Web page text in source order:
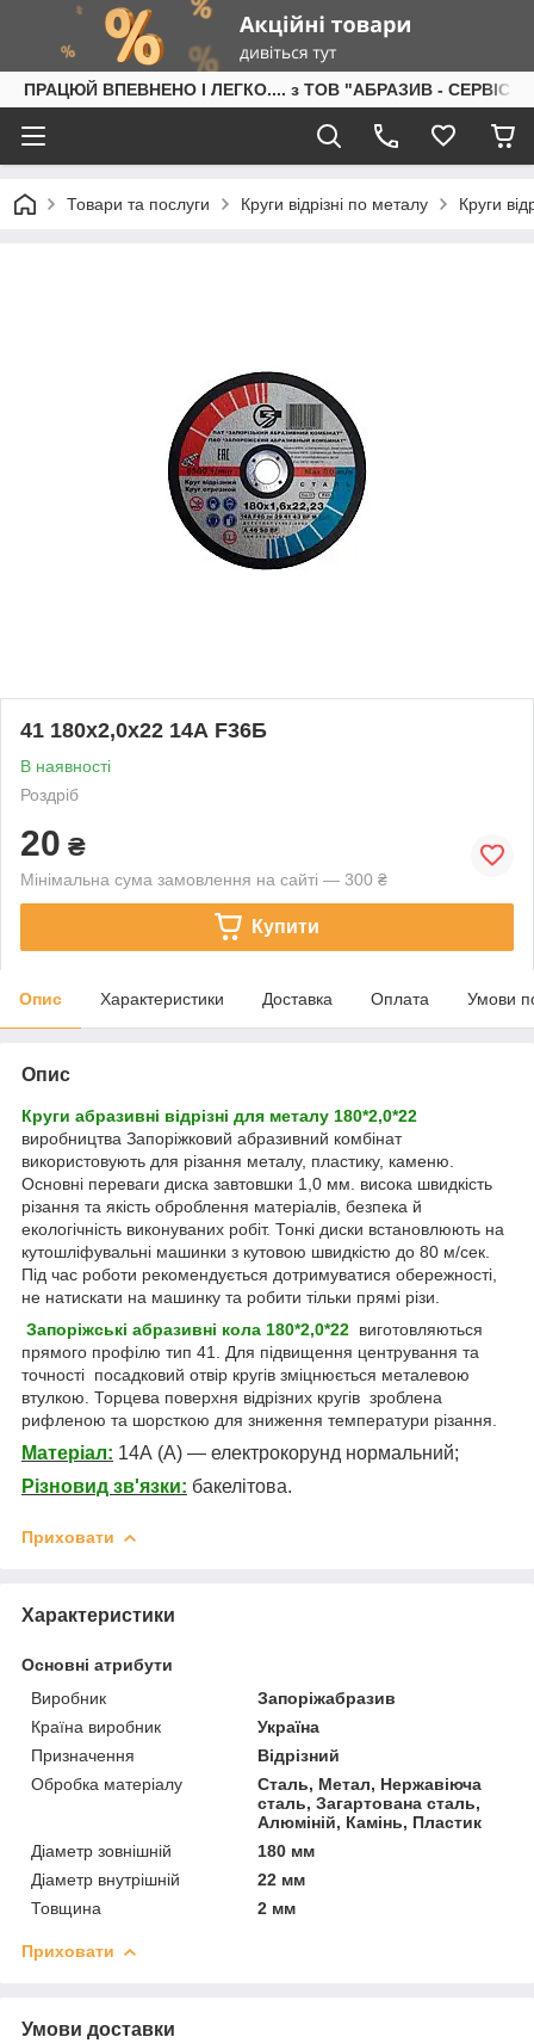
ПРАЦЮЙ ВПЕВНЕНО І ЛЕГКО.... з ТОВ "АБРАЗИВ - СЕРВІС"
Товари та послуги Круги відрізні по металу Круги
41 180х2,0х22 14А F36Б
В наявності
Роздріб
20 ₴
Мінімальна сума замовлення на сайті — 300 ₴
Купити
Опис Характеристики Доставка Оплата Умови
Опис
Круги абразивні відрізні для металу 180*2,0*22
виробництва Запоріжковий абразивний комбінат
використовують для різання металу, пластику, каменю.
Основні переваги диска завтовшки 1,0 мм. висока швидкість
різання та якість оброблення матеріалів, безпека й
екологічність виконуваних робіт. Тонкі диски встановлюють на
кутошліфувальні машинки з кутовою швидкістю до 80 м/сек.
Під час роботи рекомендується дотримуватися обережності,
не натискати на машинку та робити тільки прямі різи.
Запоріжські абразивні кола 180*2,0*22 виготовляються
прямого профілю тип 41. Для підвищення центрування та
точності посадковий отвір кругів зміцнюється металевою
втулкою. Торцева поверхня відрізних кругів зроблена
рифленою та шорсткою для зниження температури різання.
Матеріал: 14А (А) — електрокорунд нормальний;
Різновид зв'язки: бакелітова.
Приховати
Характеристики
Основні атрибути
Виробник
Запоріжабразив
Країна виробник
Україна
Призначення
Відрізний
Обробка матеріалу
Сталь, Метал, Нержавіюча
сталь, Загартована сталь,
Алюміній, Камінь, Пластик
Діаметр зовнішній
180 мм
Діаметр внутрішній
22 мм
Товщина
2 мм
Приховати
Умови доставки